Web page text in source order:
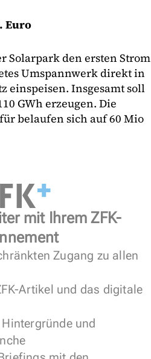
Euro
Solarpark den ersten Strom
Umspannwerk direkt in
einspeisen. Insgesamt soll
GWh erzeugen. Die
belaufen sich auf 60 Mio
mit Ihrem ZFK-
Zugang zu allen
Artikel und das digitale
und